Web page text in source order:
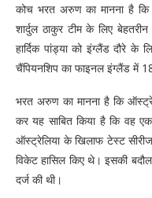
कोच भरत अरुण का मानना ​​है कि
शार्दुल ठाकुर टीम के लिए
हार्दिक पांड्या को इंग्लैंड दौरे के
चैंपियनशिप का फाइनल इंग्लैंड में
भरत अरुण का मानना ​​है कि
कर यह साबित किया है कि वह
ऑस्ट्रेलिया के खिलाफ टेस्ट
विकेट हासिल किए थे। इसकी
दर्ज की थी।